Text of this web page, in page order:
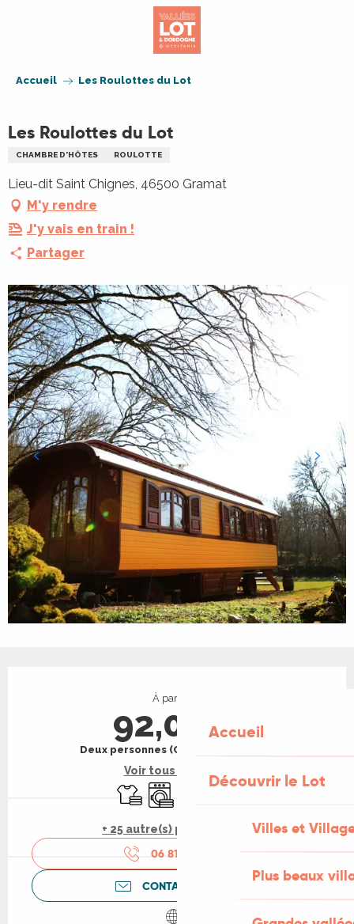
Accueil
Découvrir le Lot
Villes et
Plus beaux
Accueil Les Roulottes du Lot
Les Roulottes du Lot
CHAMBRE D'HÔTES ROULOTTE
Lieu-dit Saint Chignes, 46500 Gramat
M'y rendre
J'y vais en train !
Partager
À partir de
92,00 €
Deux personnes (Chambres d'hôtes)
Voir tous les tarifs
Draps et linge
Lave lingeJeux pour enfants / Espace
Parking
+ 25 autre(s) prestation(s)
06 81 67 38
CONTACTEZ-NOUS